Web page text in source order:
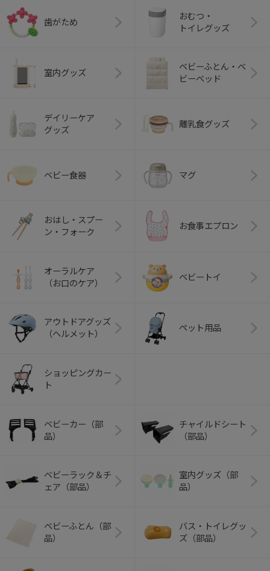
歯がため
おむつ・
トイレグッズ
室内グッズ
ベビーふとん・ベ
ビーベッド
デイリーケア
グッズ
離乳食グッズ
ベビー食器 マグ
おはし・スプー
ン・フォーク
お食事エプロン
オーラルケア
（お口のケア）
ベビートイ
アウトドアグッズ
（ヘルメット）
ペット用品
ショッピングカー
ト
ベビーカー（部
品）
チャイルドシート
（部品）
ベビーラック＆チ
ェア（部品）
室内グッズ（部
品）
ベビーふとん（部
品）
バス・トイレグッ
ズ（部品）